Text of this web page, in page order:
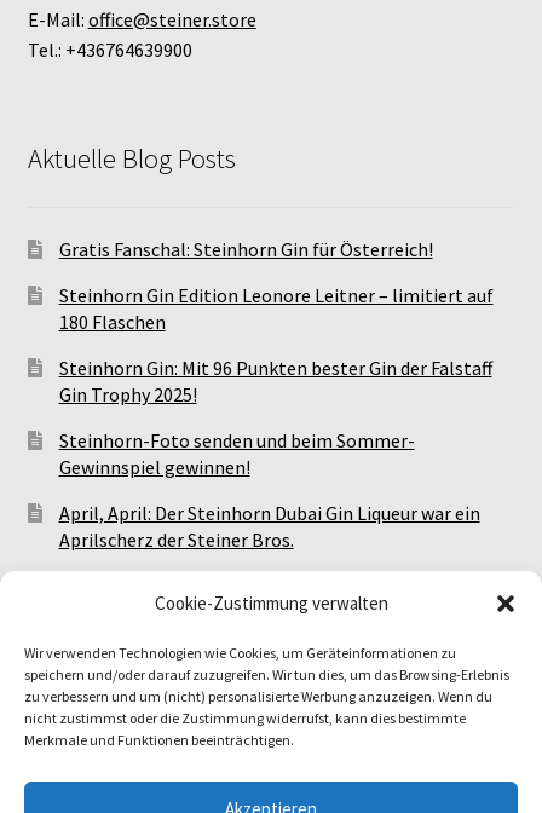
Cookie-Zustimmung verwalten
Wir verwenden Technologien wie Cookies, um Geräteinformationen zu
speichern und/oder darauf zuzugreifen. Wir tun dies, um das Browsing-Erlebnis
zu verbessern und um (nicht) personalisierte Werbung anzuzeigen. Wenn du
nicht zustimmst oder die Zustimmung widerrufst, kann dies bestimmte
Merkmale und Funktionen beeinträchtigen.
Akzeptieren
E-Mail: office@steiner.store
Tel.: +436764639900
Aktuelle Blog Posts
Gratis Fanschal: Steinhorn Gin für Österreich!
Steinhorn Gin Edition Leonore Leitner – limitiert auf
180 Flaschen
Steinhorn Gin: Mit 96 Punkten bester Gin der Falstaff
Gin Trophy 2025!
Steinhorn-Foto senden und beim Sommer-
Gewinnspiel gewinnen!
April, April: Der Steinhorn Dubai Gin Liqueur war ein
Aprilscherz der Steiner Bros.
Facebook
Instagram
TikTok